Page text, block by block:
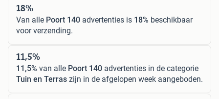
18%
Van alle Poort 140 advertenties is 18% beschikbaar
voor verzending.
11,5%
11,5% van alle Poort 140 advertenties in de categorie
Tuin en Terras zijn in de afgelopen week aangeboden.